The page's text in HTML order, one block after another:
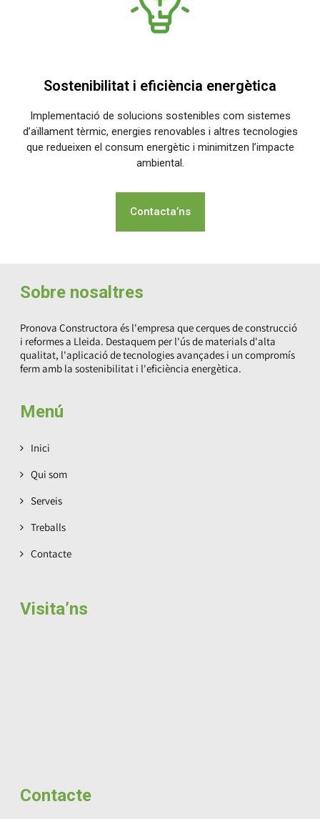
Sostenibilitat i eficiència energètica
Implementació de solucions sostenibles com sistemes
d’aïllament tèrmic, energies renovables i altres tecnologies
que redueixen el consum energètic i minimitzen l’impacte
ambiental.
Contacta’ns
Sobre nosaltres
Pronova Constructora és l'empresa que cerques de construcció
i reformes a Lleida. Destaquem per l'ús de materials d'alta
qualitat, l'aplicació de tecnologies avançades i un compromís
ferm amb la sostenibilitat i l'eficiència energètica.
Menú
Inici
Qui som
Serveis
Treballs
Contacte
Visita’ns
Contacte